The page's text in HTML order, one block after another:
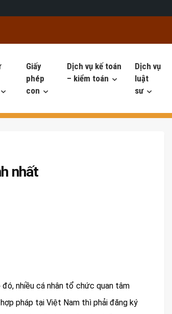
Giấy
phép
con
Dịch vụ kế toán
– kiểm toán
Dịch vụ
luật
sư
nhất
nhiều cá nhân tổ chức quan tâm
pháp tại Việt Nam thì phải đăng ký